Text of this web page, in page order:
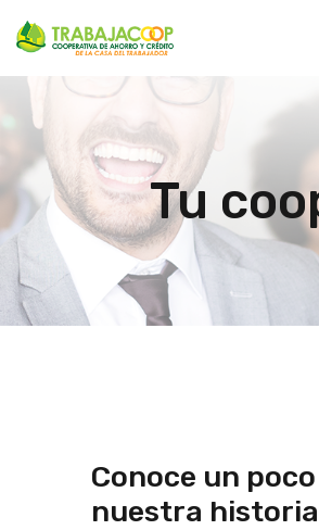
Tu
Conoce un
nuestra historia